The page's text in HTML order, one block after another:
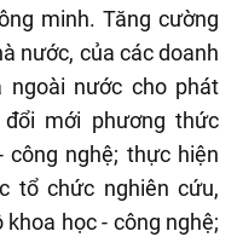
minh. Tăng cường
nước, của các doanh
ngoài nước cho phát
mới phương thức
công nghệ; thực hiện
tổ chức nghiên cứu,
học - công nghệ;